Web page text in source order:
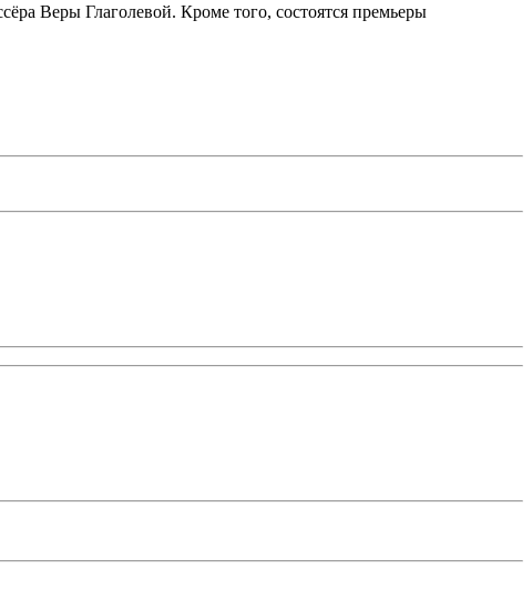
Веры Глаголевой. Кроме того, состоятся премьеры